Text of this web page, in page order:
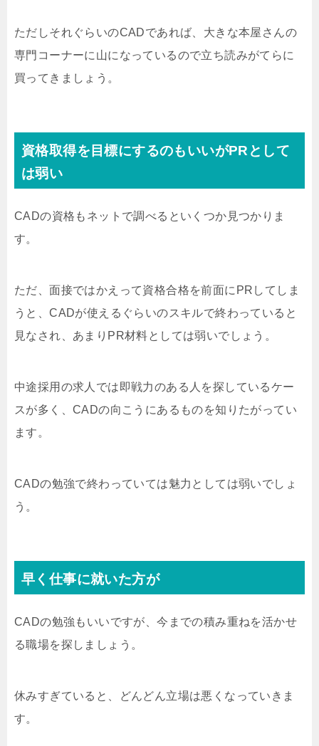
ただしそれぐらいのCADであれば、大きな本屋さんの
専門コーナーに山になっているので立ち読みがてらに
買ってきましょう。
資格取得を目標にするのもいいがPRとして
は弱い
CADの資格もネットで調べるといくつか見つかりま
す。
ただ、面接ではかえって資格合格を前面にPRしてしま
うと、CADが使えるぐらいのスキルで終わっていると
見なされ、あまりPR材料としては弱いでしょう。
中途採用の求人では即戦力のある人を探しているケー
スが多く、CADの向こうにあるものを知りたがってい
ます。
CADの勉強で終わっていては魅力としては弱いでしょ
う。
早く仕事に就いた方が
CADの勉強もいいですが、今までの積み重ねを活かせ
る職場を探しましょう。
休みすぎていると、どんどん立場は悪くなっていきま
す。